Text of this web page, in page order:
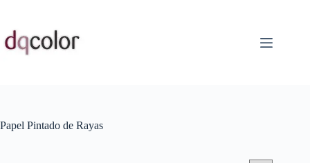
contenido
Papel Pintado de Rayas